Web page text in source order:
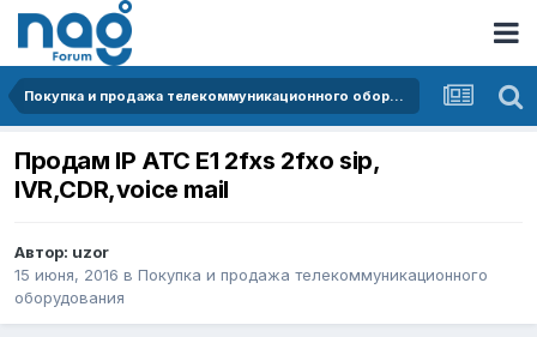
Покупка и продажа телекоммуникационного оборудования
Продам IP АТС E1 2fxs 2fxo sip,
IVR,CDR,voice mail
Автор: uzor
15 июня, 2016 в Покупка и продажа телекоммуникационного
оборудования